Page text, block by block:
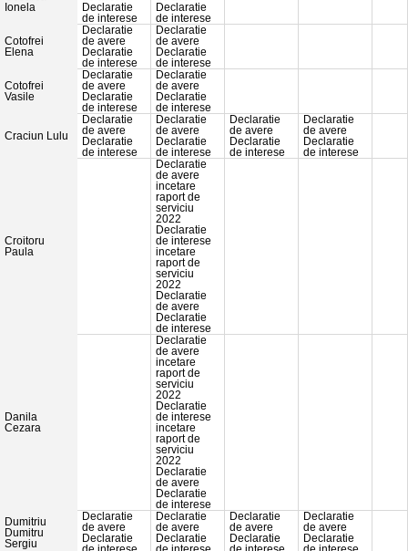
Ionela
Declaratie
de interese
Declaratie
de interese
Cotofrei
Elena
Declaratie
de avere
Declaratie
de interese
Declaratie
de avere
Declaratie
de interese
Cotofrei
Vasile
Declaratie
de avere
Declaratie
de interese
Declaratie
de avere
Declaratie
de interese
Craciun Lulu
Declaratie
de avere
Declaratie
de interese
Declaratie
de avere
Declaratie
de interese
Declaratie
de avere
Declaratie
de interese
Declaratie
de avere
Declaratie
de interese
Croitoru
Paula
Declaratie
de avere
incetare
raport de
serviciu
2022
Declaratie
de interese
incetare
raport de
serviciu
2022
Declaratie
de avere
Declaratie
de interese
Danila
Cezara
Declaratie
de avere
incetare
raport de
serviciu
2022
Declaratie
de interese
incetare
raport de
serviciu
2022
Declaratie
de avere
Declaratie
de interese
Dumitriu
Dumitru
Sergiu
Declaratie
de avere
Declaratie
Declaratie
de avere
Declaratie
Declaratie
de avere
Declaratie
Declaratie
de avere
Declaratie